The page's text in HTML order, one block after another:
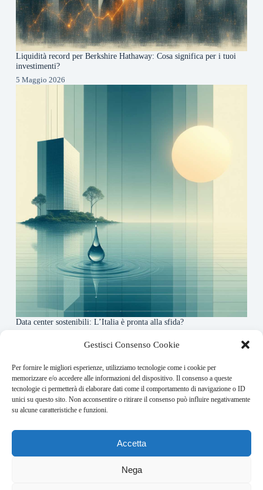
Gestisci Consenso Cookie
Per fornire le migliori esperienze, utilizziamo tecnologie come i cookie per
memorizzare e/o accedere alle informazioni del dispositivo. Il consenso a queste
tecnologie ci permetterà di elaborare dati come il comportamento di navigazione o ID
unici su questo sito. Non acconsentire o ritirare il consenso può influire negativamente
su alcune caratteristiche e funzioni.
Accetta
Nega
Liquidità record per Berkshire Hathaway: Cosa significa per i tuoi
investimenti?
5 Maggio 2026
Data center sostenibili: L’Italia è pronta alla sfida?
About this website
Finance-Bullet.it ogni giorno trova per te le notizie più
rilevanti in ambito finanziario.
Address:
VIA USODIMARE 3 - 37138 - VERONA (VR)
redazione@bullet-network.com